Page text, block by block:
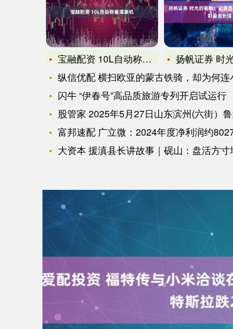
宝融配资 10L自动称重灌装机
扬帆证券 时光的笔触：记录百子图广
纵信优配 横扫欧亚的蒙古铁骑，却为何连小小的爪哇
闪牛 “伊春号”高品质旅游专列开启试运行
股管家 2025年5月27日山东滨州(六街）鲁北蔬菜
富邦速配 广立微：2024年度净利润约8027万元，
大资本 援滇县长讲故事｜砚山：盘活方寸地，增收小